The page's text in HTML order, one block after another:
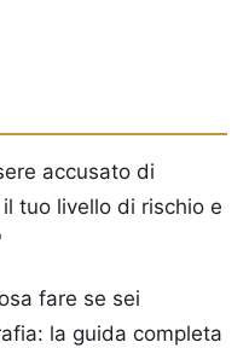
accusato di
tuo livello di rischio e
fare se sei
la guida completa